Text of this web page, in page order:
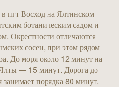
пгт Восход на Ялтинском
ботаническим садом и
Окрестности отличаются
сосен, при этом рядом
До моря около 12 минут на
— 15 минут. Дорога до
порядка 80 минут.